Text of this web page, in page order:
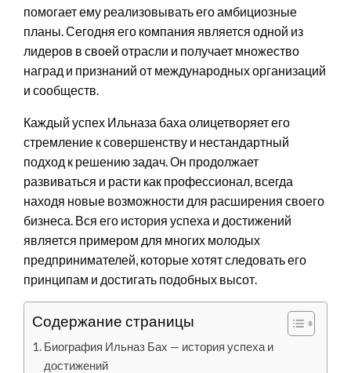
помогает ему реализовывать его амбициозные
планы. Сегодня его компания является одной из
лидеров в своей отрасли и получает множество
наград и признаний от международных организаций
и сообществ.
Каждый успех Ильназа баха олицетворяет его
стремление к совершенству и нестандартный
подход к решению задач. Он продолжает
развиваться и расти как профессионал, всегда
находя новые возможности для расширения своего
бизнеса. Вся его история успеха и достижений
является примером для многих молодых
предпринимателей, которые хотят следовать его
принципам и достигать подобных высот.
Содержание страницы
Биография Ильназ Бах — история успеха и
достижений